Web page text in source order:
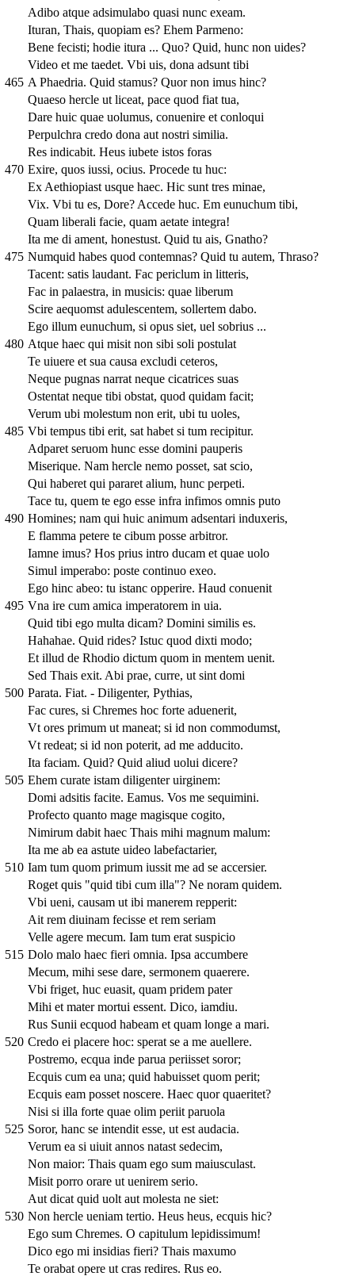
Adibo atque adsimulabo quasi nunc exeam.
Ituran, Thais, quopiam es? Ehem Parmeno:
Bene fecisti; hodie itura ... Quo? Quid, hunc non uides?
Video et me taedet. Vbi uis, dona adsunt tibi
465 A Phaedria. Quid stamus? Quor non imus hinc?
Quaeso hercle ut liceat, pace quod fiat tua,
Dare huic quae uolumus, conuenire et conloqui
Perpulchra credo dona aut nostri similia.
Res indicabit. Heus iubete istos foras
470 Exire, quos iussi, ocius. Procede tu huc:
Ex Aethiopiast usque haec. Hic sunt tres minae,
Vix. Vbi tu es, Dore? Accede huc. Em eunuchum tibi,
Quam liberali facie, quam aetate integra!
Ita me di ament, honestust. Quid tu ais, Gnatho?
475 Numquid habes quod contemnas? Quid tu autem, Thraso?
Tacent: satis laudant. Fac periclum in litteris,
Fac in palaestra, in musicis: quae liberum
Scire aequomst adulescentem, sollertem dabo.
Ego illum eunuchum, si opus siet, uel sobrius ...
480 Atque haec qui misit non sibi soli postulat
Te uiuere et sua causa excludi ceteros,
Neque pugnas narrat neque cicatrices suas
Ostentat neque tibi obstat, quod quidam facit;
Verum ubi molestum non erit, ubi tu uoles,
485 Vbi tempus tibi erit, sat habet si tum recipitur.
Adparet seruom hunc esse domini pauperis
Miserique. Nam hercle nemo posset, sat scio,
Qui haberet qui pararet alium, hunc perpeti.
Tace tu, quem te ego esse infra infimos omnis puto
490 Homines; nam qui huic animum adsentari induxeris,
E flamma petere te cibum posse arbitror.
Iamne imus? Hos prius intro ducam et quae uolo
Simul imperabo: poste continuo exeo.
Ego hinc abeo: tu istanc opperire. Haud conuenit
495 Vna ire cum amica imperatorem in uia.
Quid tibi ego multa dicam? Domini similis es.
Hahahae. Quid rides? Istuc quod dixti modo;
Et illud de Rhodio dictum quom in mentem uenit.
Sed Thais exit. Abi prae, curre, ut sint domi
500 Parata. Fiat. - Diligenter, Pythias,
Fac cures, si Chremes hoc forte aduenerit,
Vt ores primum ut maneat; si id non commodumst,
Vt redeat; si id non poterit, ad me adducito.
Ita faciam. Quid? Quid aliud uolui dicere?
505 Ehem curate istam diligenter uirginem:
Domi adsitis facite. Eamus. Vos me sequimini.
Profecto quanto mage magisque cogito,
Nimirum dabit haec Thais mihi magnum malum:
Ita me ab ea astute uideo labefactarier,
510 Iam tum quom primum iussit me ad se accersier.
Roget quis "quid tibi cum illa"? Ne noram quidem.
Vbi ueni, causam ut ibi manerem repperit:
Ait rem diuinam fecisse et rem seriam
Velle agere mecum. Iam tum erat suspicio
515 Dolo malo haec fieri omnia. Ipsa accumbere
Mecum, mihi sese dare, sermonem quaerere.
Vbi friget, huc euasit, quam pridem pater
Mihi et mater mortui essent. Dico, iamdiu.
Rus Sunii ecquod habeam et quam longe a mari.
520 Credo ei placere hoc: sperat se a me auellere.
Postremo, ecqua inde parua periisset soror;
Ecquis cum ea una; quid habuisset quom perit;
Ecquis eam posset noscere. Haec quor quaeritet?
Nisi si illa forte quae olim periit paruola
525 Soror, hanc se intendit esse, ut est audacia.
Verum ea si uiuit annos natast sedecim,
Non maior: Thais quam ego sum maiusculast.
Misit porro orare ut uenirem serio.
Aut dicat quid uolt aut molesta ne siet:
530 Non hercle ueniam tertio. Heus heus, ecquis hic?
Ego sum Chremes. O capitulum lepidissimum!
Dico ego mi insidias fieri? Thais maxumo
Te orabat opere ut cras redires. Rus eo.